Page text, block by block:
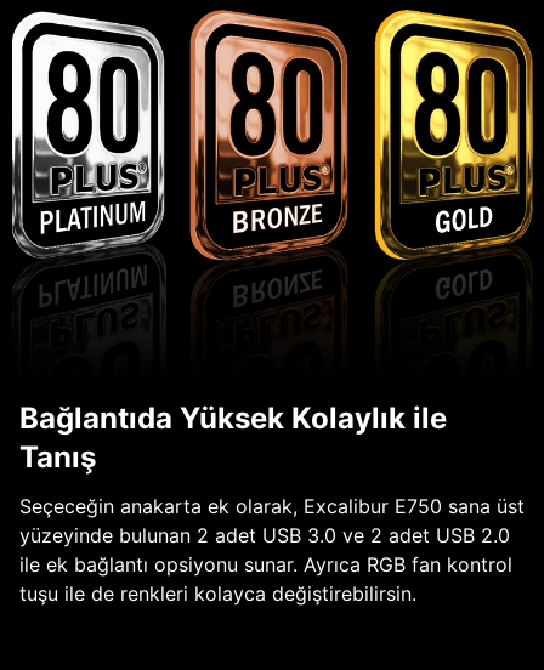
Bağlantıda Yüksek Kolaylık ile
Tanış
Seçeceğin anakarta ek olarak, Excalibur E750 sana üst
yüzeyinde bulunan 2 adet USB 3.0 ve 2 adet USB 2.0
ile ek bağlantı opsiyonu sunar. Ayrıca RGB fan kontrol
tuşu ile de renkleri kolayca değiştirebilirsin.